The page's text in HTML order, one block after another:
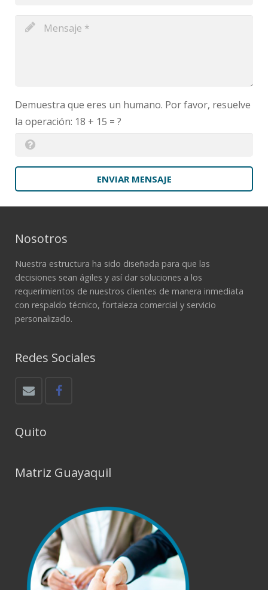
Demuestra que eres un humano. Por favor, resuelve
la operación: 18 + 15 = ?
ENVIAR MENSAJE
Nosotros
Nuestra estructura ha sido diseñada para que las
decisiones sean ágiles y así dar soluciones a los
requerimientos de nuestros clientes de manera inmediata
con respaldo técnico, fortaleza comercial y servicio
personalizado.
Redes Sociales
Quito
Matriz Guayaquil